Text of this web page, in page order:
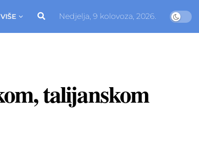
VIŠE Nedjelja, 9 kolovoza, 2026.
talijanskom